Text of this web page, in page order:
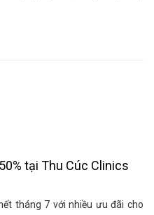
tại Thu Cúc Clinics
tháng 7 với nhiều ưu đãi cho